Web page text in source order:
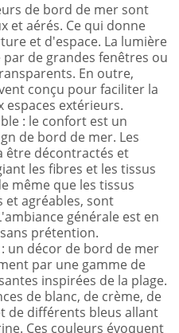
de bord de mer sont
et aérés. Ce qui donne
et d'espace. La lumière
de grandes fenêtres ou
En outre,
conçu pour faciliter la
espaces extérieurs.
: le confort est un
de bord de mer. Les
être décontractés et
les fibres et les tissus
même que les tissus
et agréables, sont
générale est en
prétention.
un décor de bord de mer
par une gamme de
inspirées de la plage.
de blanc, de crème, de
de différents bleus allant
Ces couleurs évoquent